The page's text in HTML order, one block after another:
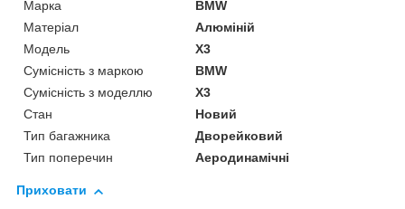
Марка
BMW
Матеріал
Алюміній
Модель
X3
Сумісність з маркою
BMW
Сумісність з моделлю
X3
Стан
Новий
Тип багажника
Дворейковий
Тип поперечин
Аеродинамічні
Приховати